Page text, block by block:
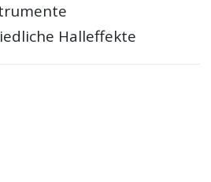
Halleffekte